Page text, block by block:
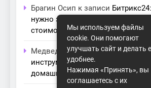
Брагин Осип к записи
нужно знать о лицензиях,
стоимости в компании Айтекс
Медведева Амалияк записи
инструменты для создания
домашних условиях
Мы используем файлы
cookie. Они помогают
улучшать сайт и делать
удобнее.
Нажимая «Принять», вы
соглашаетесь с их